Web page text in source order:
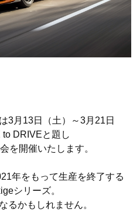
3月13日（土）～3月21日
to DRIVEと題し
を開催いたします。
年をもって生産を終了する
シリーズ。
るかもしれません。